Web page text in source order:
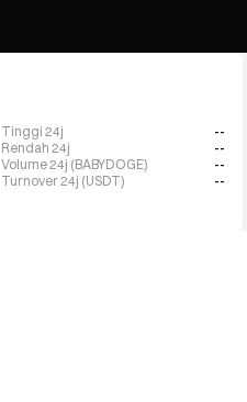
Tinggi 24j
--
Rendah 24j
--
Volume 24j (BABYDOGE)
--
Turnover 24j (USDT)
--